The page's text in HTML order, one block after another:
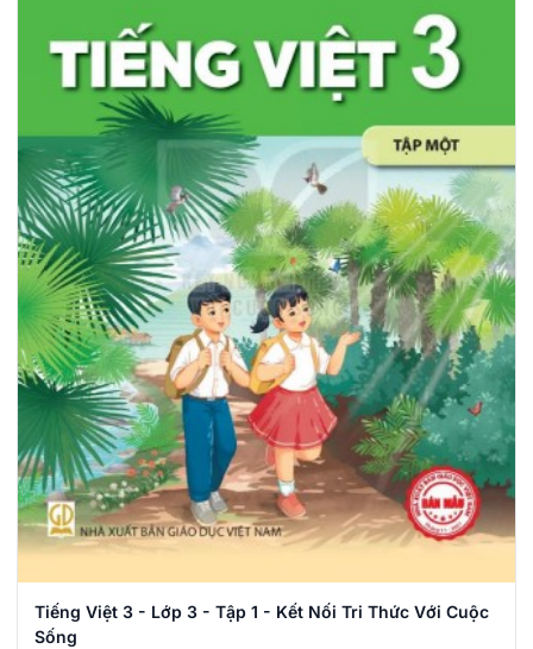
Tiếng Việt 3 - Lớp 3 - Tập 1 - Kết Nối Tri Thức Với Cuộc
Sống